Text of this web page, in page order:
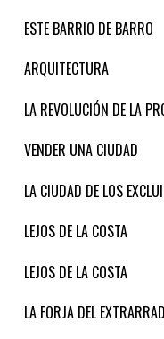
ESTE BARRIO DE BARRO
ARQUITECTURA
LA REVOLUCIÓN DE LA
VENDER UNA CIUDAD
LA CIUDAD DE LOS
LEJOS DE LA COSTA
LEJOS DE LA COSTA
LA FORJA DEL